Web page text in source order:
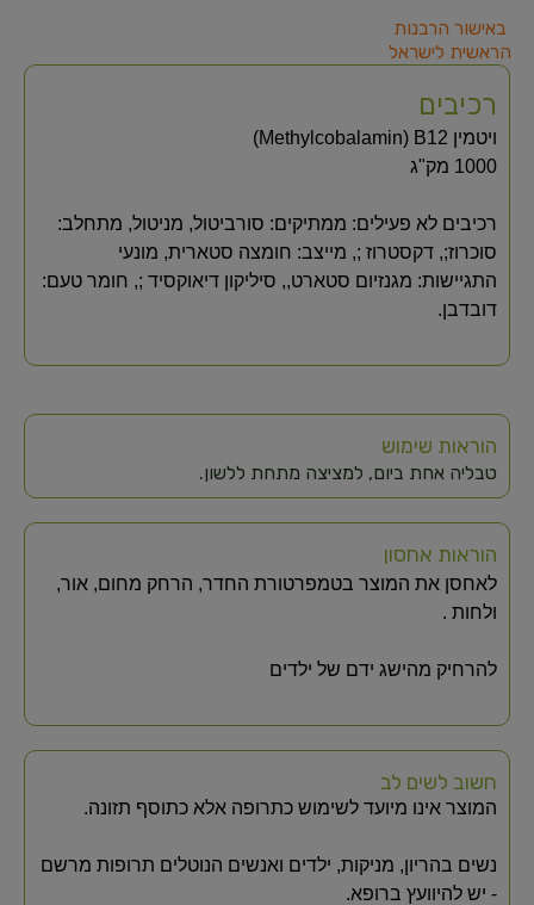
באישור הרבנות
הראשית לישראל
רכיבים
ויטמין B12‏ (Methylcobalamin)‏
1000 מק"ג
רכיבים לא פעילים: ממתיקים: סורביטול, מניטול, מתחלב:
סוכרוז;, דקסטרוז ;, מייצב: חומצה סטארית, מונעי
התגיישות: מגנזיום סטארט,, סיליקון דיאוקסיד ;, חומר טעם:
דובדבן.
הוראות שימוש
טבליה אחת ביום, למציצה מתחת ללשון.
הוראות אחסון
לאחסן את המוצר בטמפרטורת החדר, הרחק מחום, אור,
ולחות .
להרחיק מהישג ידם של ילדים
חשוב לשים לב
המוצר אינו מיועד לשימוש כתרופה אלא כתוסף תזונה.
נשים בהריון, מניקות, ילדים ואנשים הנוטלים תרופות מרשם
- יש להיוועץ ברופא.